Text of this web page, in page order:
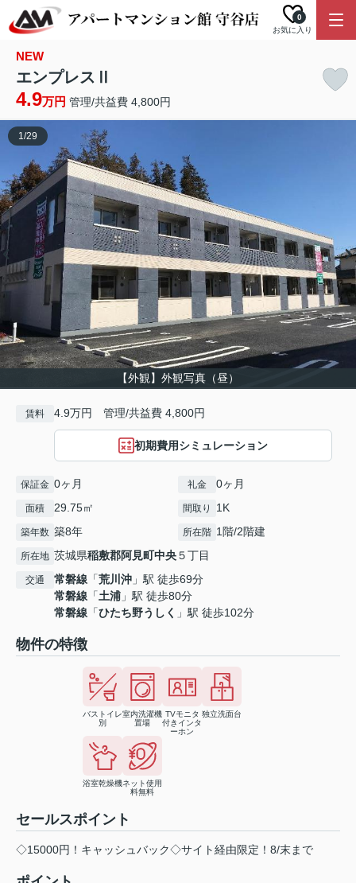
お気に入り
0
NEW
エンプレスⅡ
4.9万円 管理/共益費 4,800円
【外観】外観写真（昼）
1/29
賃料 4.9万円 管理/共益費 4,800円
初期費用シミュレーション
保証金 0ヶ月 礼金 0ヶ月
面積 29.75㎡ 間取り 1K
築年数 築8年 所在階 1階/2階建
所在地 茨城県稲敷郡阿見町中央５丁目
交通 常磐線 「荒川沖 」駅 徒歩69分
常磐線 「土浦 」駅 徒歩80分
常磐線 「ひたち野うしく 」駅 徒歩102分
物件の特徴
バストイレ
別
室内洗濯機
置場
TVモニタ
付きインタ
ーホン
独立洗面台
浴室乾燥機ネット使用
料無料
セールスポイント
◇15000円！キャッシュバック◇サイト経由限定！8/末まで